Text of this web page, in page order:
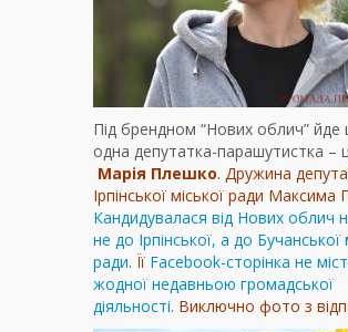
Під брендном “Нових облич” йде
одна депутатка-парашутистка –
Марія Плешко. Дружина
Ірпінської міської ради Максима
Кандидувалася від Нових облич
не до Ірпінської, а до Бучанської
ради. Її Facebook-сторінка не
жодної недавньою громадської
діяльності. Виключно фото з